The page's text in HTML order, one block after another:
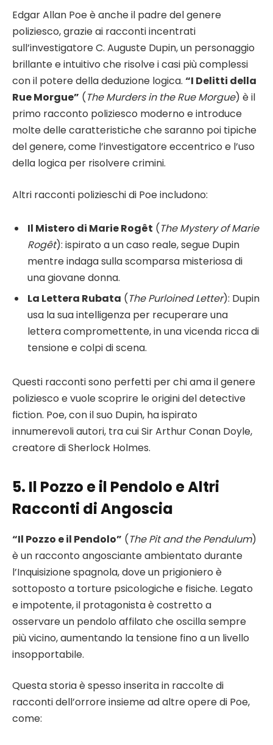
Edgar Allan Poe è anche il padre del genere
poliziesco, grazie ai racconti incentrati
sull’investigatore C. Auguste Dupin, un personaggio
brillante e intuitivo che risolve i casi più complessi
con il potere della deduzione logica. “I Delitti della
Rue Morgue” (The Murders in the Rue Morgue) è il
primo racconto poliziesco moderno e introduce
molte delle caratteristiche che saranno poi tipiche
del genere, come l’investigatore eccentrico e l’uso
della logica per risolvere crimini.
Altri racconti polizieschi di Poe includono:
Il Mistero di Marie Rogêt (The Mystery of Marie
Rogêt): ispirato a un caso reale, segue Dupin
mentre indaga sulla scomparsa misteriosa di
una giovane donna.
La Lettera Rubata (The Purloined Letter): Dupin
usa la sua intelligenza per recuperare una
lettera compromettente, in una vicenda ricca di
tensione e colpi di scena.
Questi racconti sono perfetti per chi ama il genere
poliziesco e vuole scoprire le origini del detective
fiction. Poe, con il suo Dupin, ha ispirato
innumerevoli autori, tra cui Sir Arthur Conan Doyle,
creatore di Sherlock Holmes.
5. Il Pozzo e il Pendolo e Altri
Racconti di Angoscia
“Il Pozzo e il Pendolo” (The Pit and the Pendulum)
è un racconto angosciante ambientato durante
l’Inquisizione spagnola, dove un prigioniero è
sottoposto a torture psicologiche e fisiche. Legato
e impotente, il protagonista è costretto a
osservare un pendolo affilato che oscilla sempre
più vicino, aumentando la tensione fino a un livello
insopportabile.
Questa storia è spesso inserita in raccolte di
racconti dell’orrore insieme ad altre opere di Poe,
come: